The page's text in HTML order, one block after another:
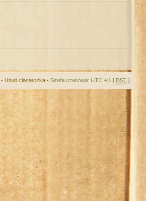
• Usuń ciasteczka • Strefa czasowa: UTC + 1 [ DST ]